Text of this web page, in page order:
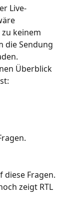
Live-
keinem
die Sendung
Überblick
diese Fragen.
zeigt RTL